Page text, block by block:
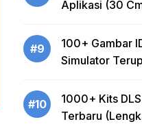
Aplikasi (30
#9
100+ Gambar
Simulator
#10
1000+ Kits
Terbaru